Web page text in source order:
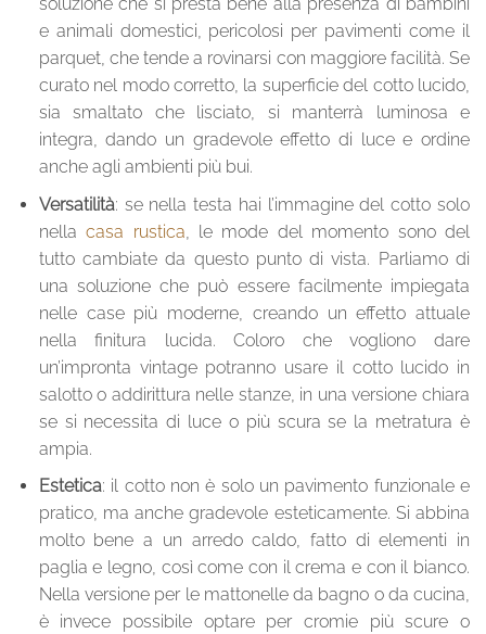
e animali domestici, pericolosi per pavimenti come il
parquet, che tende a rovinarsi con maggiore facilità. Se
curato nel modo corretto, la superficie del cotto lucido,
sia smaltato che lisciato, si manterrà luminosa e
integra, dando un gradevole effetto di luce e ordine
anche agli ambienti più bui.
Versatilità: se nella testa hai l’immagine del cotto solo
nellacasa rustica , le mode del momento sono del
tutto cambiate da questo punto di vista. Parliamo di
una soluzione che può essere facilmente impiegata
nelle case più moderne, creando un effetto attuale
nella finitura lucida. Coloro che vogliono dare
un’impronta vintage potranno usare il cotto lucido in
salotto o addirittura nelle stanze, in una versione chiara
se si necessita di luce o più scura se la metratura è
ampia.
Estetica: il cotto non è solo un pavimento funzionale e
pratico, ma anche gradevole esteticamente. Si abbina
molto bene a un arredo caldo, fatto di elementi in
paglia e legno, così come con il crema e con il bianco.
Nella versione per le mattonelle da bagno o da cucina,
è invece possibile optare per cromie più scure o